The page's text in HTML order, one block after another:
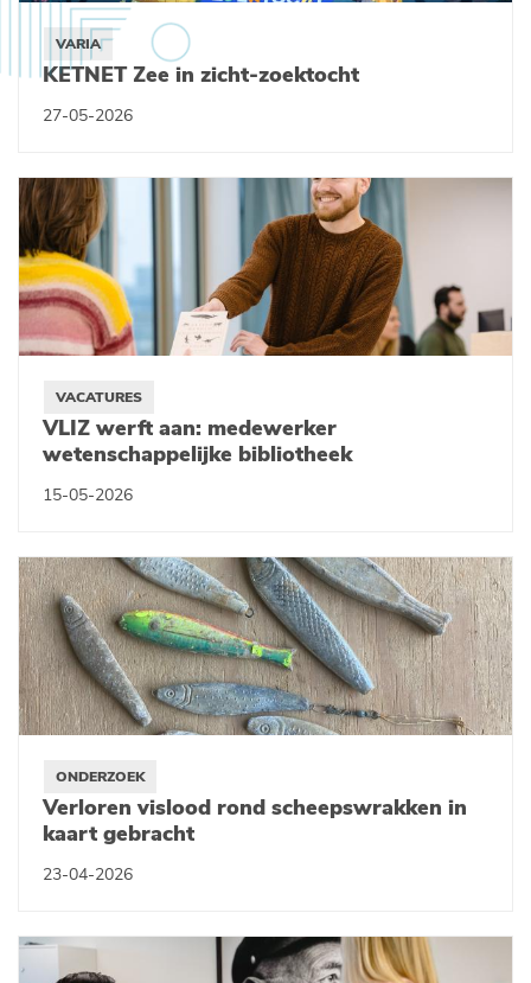
VARIA
KETNET Zee in zicht-zoektocht
27-05-2026
VACATURES
VLIZ werft aan: medewerker
wetenschappelijke bibliotheek
15-05-2026
ONDERZOEK
Verloren vislood rond scheepswrakken in
kaart gebracht
23-04-2026